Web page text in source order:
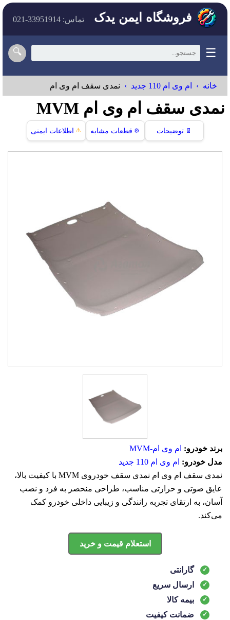
فروشگاه ایمن یدک تماس: 33951914-021
☰
🔍
خانه ام وی ام 110 جدید نمدی سقف ام وی ام
نمدی سقف ام وی ام MVM
📄 توضیحات ⚙️ قطعات مشابه ⚠️ اطلاعات ایمنی
برند خودرو: ام وی ام-MVM
مدل خودرو: ام وی ام 110 جدید
نمدی سقف ام وی ام نمدی سقف خودروی MVM با کیفیت بالا،
عایق صوتی و حرارتی مناسب، طراحی منحصر به فرد و نصب
آسان، به ارتقای تجربه رانندگی و زیبایی داخلی خودرو کمک
می‌کند.
استعلام قیمت و خرید
گارانتی
ارسال سریع
بیمه کالا
ضمانت کیفیت